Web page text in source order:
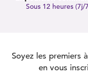
Sous 12 heures (7j/
Soyez les premiers
en vous